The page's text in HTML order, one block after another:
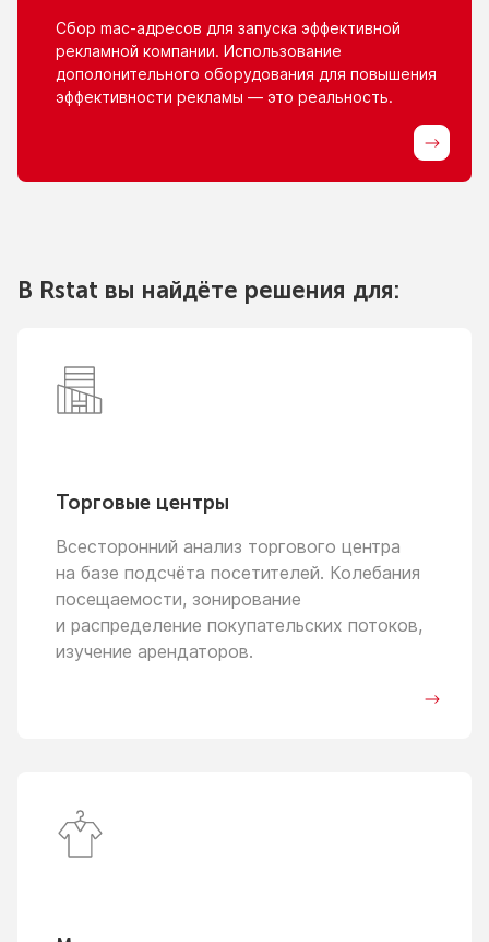
Сбор mac-адресов для запуска эффективной
рекламной компании. Использование
дополонительного оборудования для повышения
эффективности рекламы — это реальность.
В Rstat вы найдёте решения для:
Торговые центры
Всесторонний анализ торгового центра
на базе подсчёта посетителей. Колебания
посещаемости, зонирование
и распределение покупательских потоков,
изучение арендаторов.